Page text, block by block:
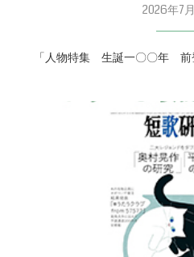
2026年7
「人物特集 生誕一〇〇年 前